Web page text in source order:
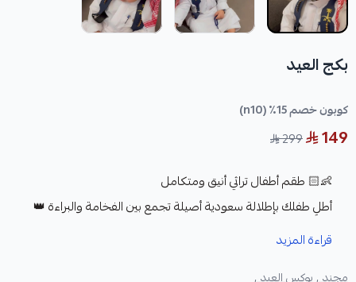
بكج العيد
كوبون خصم 15٪ (n10)
149
299
👶🏻 طقم أطفال تراثي أنيق ومتكامل
أطلِ طفلك بإطلالة سعودية أصيلة تجمع بين الفخامة والبراءة 👑
🇸🇦
قراءة المزيد
مجند ,بوكس العيد ,